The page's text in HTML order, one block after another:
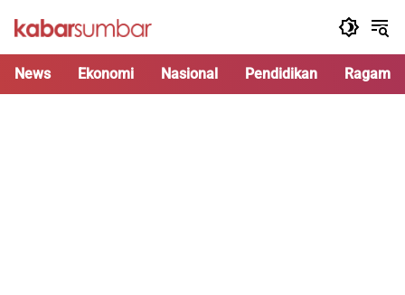
News Ekonomi Nasional Pendidikan Ragam